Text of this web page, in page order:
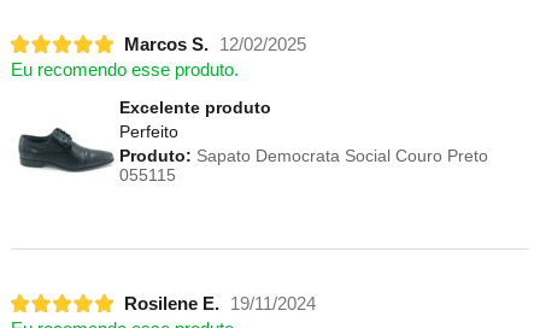
Marcos S.
12/02/2025
Eu recomendo esse produto.
Excelente produto
Perfeito
Produto: Sapato Democrata Social Couro Preto
055115
Rosilene E.
19/11/2024